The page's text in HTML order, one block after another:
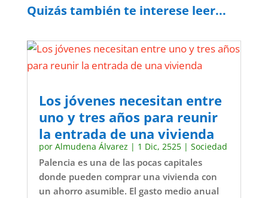
Quizás también te interese leer...
Los jóvenes necesitan entre
uno y tres años para reunir
la entrada de una vivienda
por Almudena Álvarez | 1 Dic, 2525| Sociedad
Palencia es una de las pocas capitales
donde pueden comprar una vivienda con
un ahorro asumible. El gasto medio anual